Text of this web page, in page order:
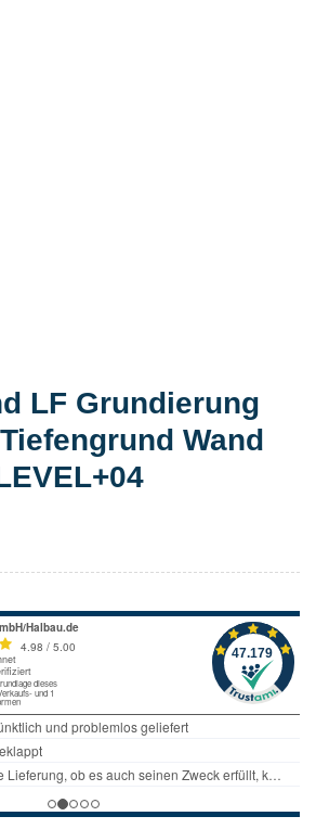
LF Grundierung
Wand